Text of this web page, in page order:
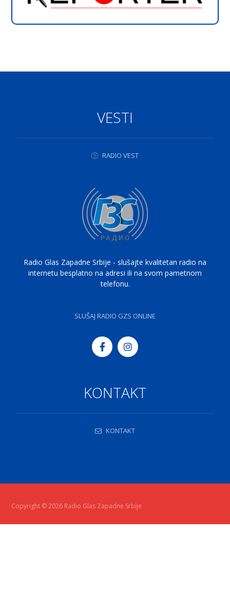
VESTI
RADIO VEST
Radio Glas Zapadne Srbije - slušajte kvalitetan radio na
internetu besplatno na adresi ili na svom pametnom
telefonu.
SLUŠAJ RADIO GZS ONLINE
KONTAKT
KONTAKT
Copyright © 2026 Radio Glas Zapadne Srbije